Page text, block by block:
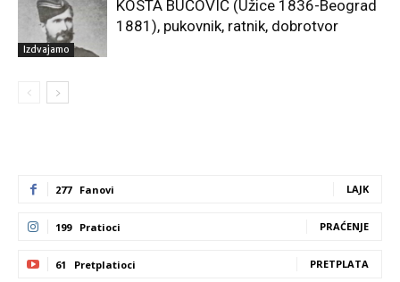
Izdvajamo
KOSTA BUČOVIĆ (Užice 1836-Beograd
1881), pukovnik, ratnik, dobrotvor
277 Fanovi LAJK
199 Pratioci PRAĆENJE
61 Pretplatioci PRETPLATA